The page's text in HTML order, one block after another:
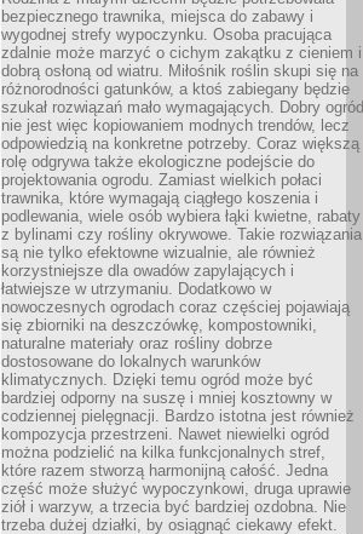
bezpiecznego trawnika, miejsca do zabawy i
wygodnej strefy wypoczynku. Osoba pracująca
zdalnie może marzyć o cichym zakątku z cieniem i
dobrą osłoną od wiatru. Miłośnik roślin skupi się na
różnorodności gatunków, a ktoś zabiegany będzie
szukał rozwiązań mało wymagających. Dobry ogród
nie jest więc kopiowaniem modnych trendów, lecz
odpowiedzią na konkretne potrzeby. Coraz większą
rolę odgrywa także ekologiczne podejście do
projektowania ogrodu. Zamiast wielkich połaci
trawnika, które wymagają ciągłego koszenia i
podlewania, wiele osób wybiera łąki kwietne, rabaty
z bylinami czy rośliny okrywowe. Takie rozwiązania
są nie tylko efektowne wizualnie, ale również
korzystniejsze dla owadów zapylających i
łatwiejsze w utrzymaniu. Dodatkowo w
nowoczesnych ogrodach coraz częściej pojawiają
się zbiorniki na deszczówkę, kompostowniki,
naturalne materiały oraz rośliny dobrze
dostosowane do lokalnych warunków
klimatycznych. Dzięki temu ogród może być
bardziej odporny na suszę i mniej kosztowny w
codziennej pielęgnacji. Bardzo istotna jest również
kompozycja przestrzeni. Nawet niewielki ogród
można podzielić na kilka funkcjonalnych stref,
które razem stworzą harmonijną całość. Jedna
część może służyć wypoczynkowi, druga uprawie
ziół i warzyw, a trzecia być bardziej ozdobna. Nie
trzeba dużej działki, by osiągnąć ciekawy efekt.